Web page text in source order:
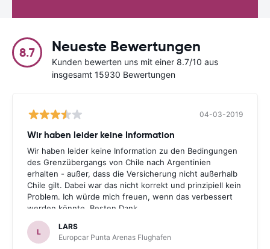
8.7 Neueste Bewertungen
Kunden bewerten uns mit einer 8.7/10 aus
insgesamt 15930 Bewertungen
04-03-2019
Wir haben leider keine Information
Wir haben leider keine Information zu den Bedingungen
des Grenzübergangs von Chile nach Argentinien
erhalten - außer, dass die Versicherung nicht außerhalb
Chile gilt. Dabei war das nicht korrekt und prinzipiell kein
Problem. Ich würde mich freuen, wenn das verbessert
werden könnte. Besten Dank.
L
LARS
Europcar Punta Arenas Flughafen